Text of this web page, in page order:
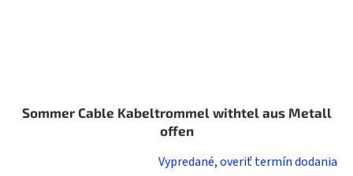
Sommer Cable Kabeltrommel withtel aus Metall
offen
Vypredané, overiť termín dodania